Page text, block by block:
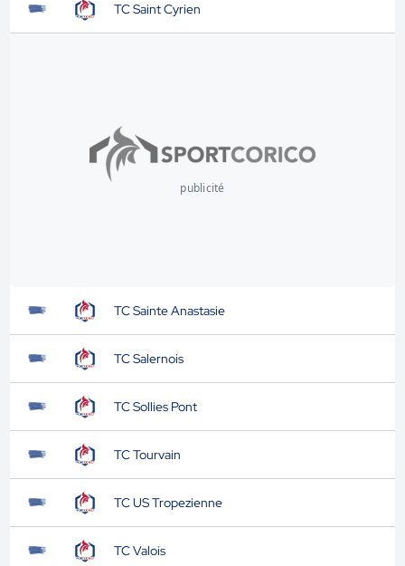
TC Saint Cyrien
publicité
TC Sainte Anastasie
TC Salernois
TC Sollies Pont
TC Tourvain
TC US Tropezienne
TC Valois